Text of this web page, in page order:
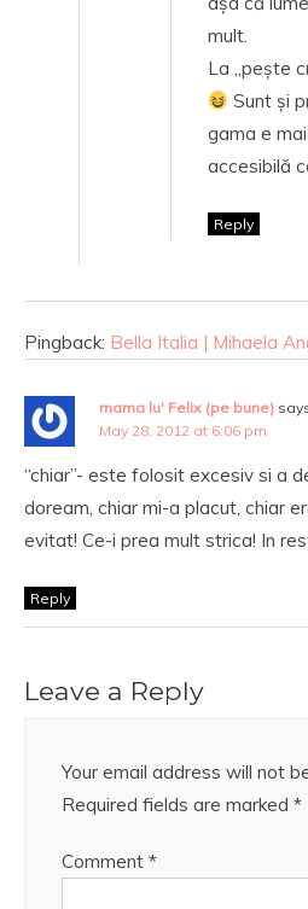
mult.
La „pește
Sunt și
gama e
accesibilă
Reply
Pingback: Bella Italia | Mihaela
mama lu' Felix (pe bune)
May 28, 2012 at 6:06 pm
“chiar”- este folosit excesiv si a
doream, chiar mi-a placut, chiar
evitat! Ce-i prea mult strica! In
Reply
Leave a Reply
Your email address will not
Required fields are marked *
Comment *